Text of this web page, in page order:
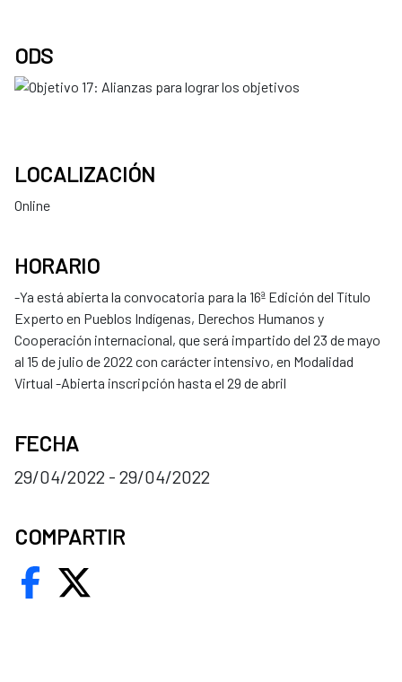
ODS
LOCALIZACIÓN
Online
HORARIO
-Ya está abierta la convocatoria para la 16ª Edición del Título
Experto en Pueblos Indígenas, Derechos Humanos y
Cooperación internacional, que será impartido del 23 de mayo
al 15 de julio de 2022 con carácter intensivo, en Modalidad
Virtual -Abierta inscripción hasta el 29 de abril
FECHA
29/04/2022 - 29/04/2022
COMPARTIR